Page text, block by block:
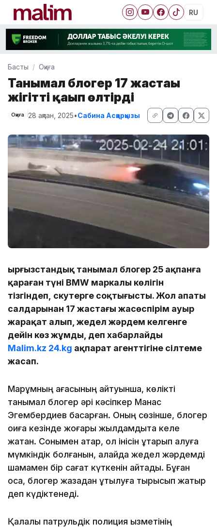
RU
Басты Оқиға
Танымал блогер 17 жастағы
жігітті қағып өлтірді
Оқиға 28 ақпан, 2025•Сабина Асқарқызы
Қырғызстандық танымал блогер 25 ақпанға
қараған түні BMW маркалы көлігін
тізгіндеп, скутерге соқтығысты. Жол апаты
салдарынан 17 жастағы жасөспірім ауыр
жарақат алып, жедел жәрдем келгенге
дейін көз жұмды, деп хабарлайды
Malim.kz 24.kg ақпарат агенттігіне сілтеме
жасап.
Марқұмның ағасының айтуынша, көлікті
танымал блогер әрі кәсіпкер Манас
Эгембердиев басқарған. Оның сөзінше, блогер
оқиға кезінде жоғары жылдамдықта келе
жатқан. Сонымен қатар, ол інісін құтқарып қалуға
мүмкіндік болғанын, алайда жедел жәрдемді
шамамен бір сағат күткенін айтады. Бұған
қоса, блогер жазадан құтылуға тырысып жатыр
деп күдіктенеді.
Қалалық патрульдік полиция қызметінің